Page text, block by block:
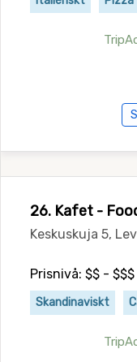
26. Kafet -
Keskuskuja 5,
Prisnivå: $$ - $$$
Skandinaviskt